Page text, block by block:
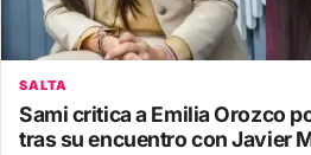
SALTA
Sami critica a Emilia Orozco
tras su encuentro con Javier